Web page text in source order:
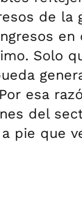
de la
en
Solo
esa
del
pie que